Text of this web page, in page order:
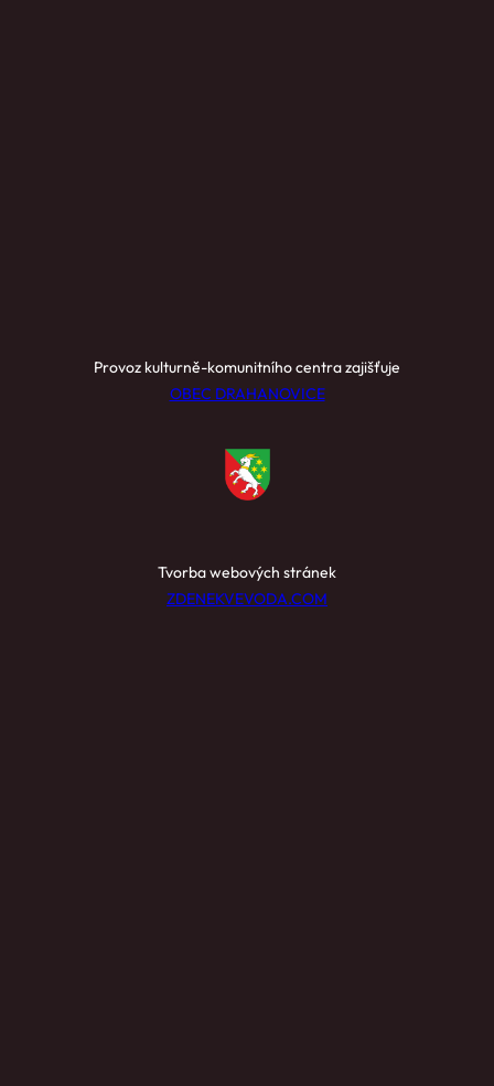
Provoz kulturně-komunitního centra zajišťuje
OBEC DRAHANOVICE
Tvorba webových stránek
ZDENEKVEVODA.COM